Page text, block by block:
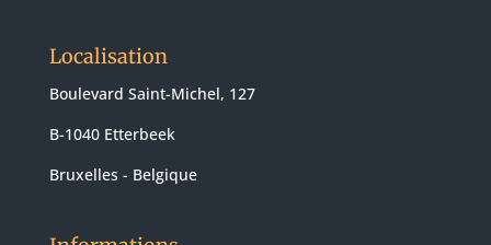
Localisation
Boulevard Saint-Michel, 127
B-1040 Etterbeek
Bruxelles - Belgique